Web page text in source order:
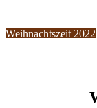
Weihnachtszeit 2022